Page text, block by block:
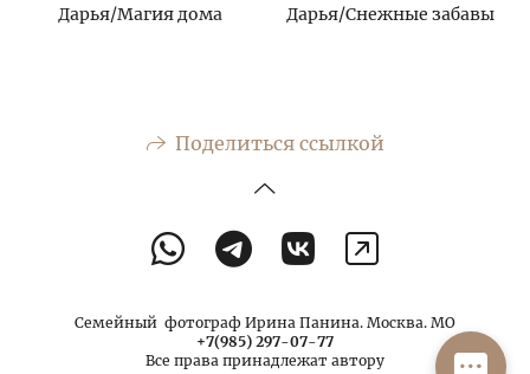
Дарья/Магия дома Дарья/Снежные забавы
Поделиться ссылкой
Семейный фотограф Ирина Панина. Москва. МО
+7(985) 297-07-77
Все права принадлежат автору